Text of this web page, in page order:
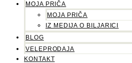
MOJA PRIČA
MOJA PRIČA
IZ MEDIJA O BILJARICI
BLOG
VELEPRODAJA
KONTAKT